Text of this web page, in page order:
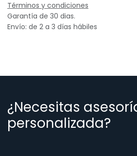
Términos y condiciones
Garantía de 30 dias.
Envío: de 2 a 3 días hábiles
¿Necesitas
personalizada?